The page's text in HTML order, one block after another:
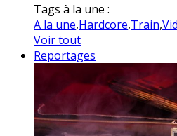
Tags à la une :
A la une,Hardcore,Train,
Voir tout
Reportages